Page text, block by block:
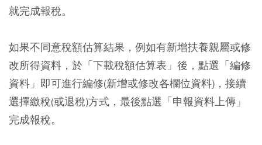
就完成報稅。
如果不同意稅額估算結果，例如有新增扶養親屬或修
改所得資料，於「下載稅額估算表」後，點選「編修
資料」即可進行編修(新增或修改各欄位資料)，接續
選擇繳稅(或退稅)方式，最後點選「申報資料上傳」
完成報稅。